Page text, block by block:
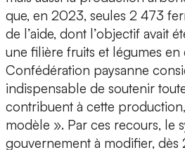
que, en 2023, seules 2 473
de l’aide, dont l’objectif avait
une filière fruits et légumes en
Confédération paysanne
indispensable de soutenir
contribuent à cette
modèle ». Par ces recours, le
gouvernement à modifier,